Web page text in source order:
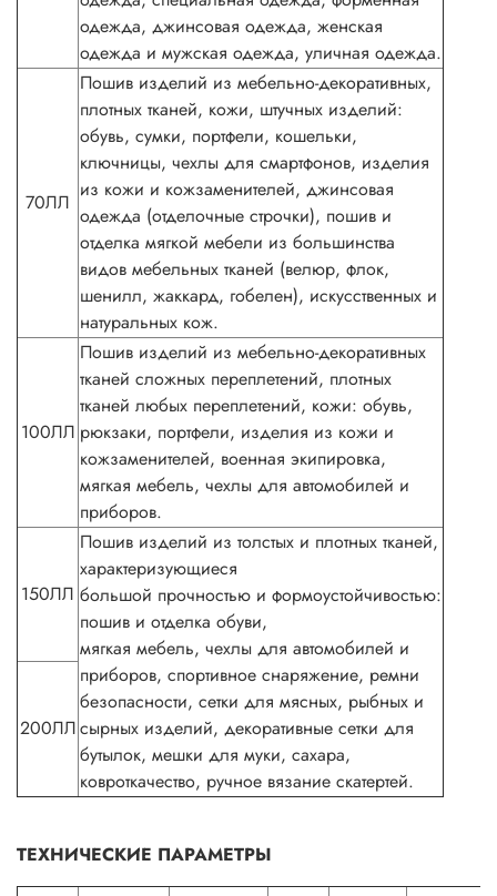
одежда, джинсовая одежда, женская
одежда и мужская одежда, уличная одежда.
70ЛЛ
Пошив изделий из мебельно-декоративных,
плотных тканей, кожи, штучных изделий:
обувь, сумки, портфели, кошельки,
ключницы, чехлы для смартфонов, изделия
из кожи и кожзаменителей, джинсовая
одежда (отделочные строчки), пошив и
отделка мягкой мебели из большинства
видов мебельных тканей (велюр, флок,
шенилл, жаккард, гобелен), искусственных и
натуральных кож.
100ЛЛ
Пошив изделий из мебельно-декоративных
тканей сложных переплетений, плотных
тканей любых переплетений, кожи: обувь,
рюкзаки, портфели, изделия из кожи и
кожзаменителей, военная экипировка,
мягкая мебель, чехлы для автомобилей и
приборов.
150ЛЛ
Пошив изделий из толстых и плотных тканей,
характеризующиеся
большой прочностью и формоустойчивостью:
пошив и отделка обуви,
мягкая мебель, чехлы для автомобилей и
приборов, спортивное снаряжение, ремни
безопасности, сетки для мясных, рыбных и
сырных изделий, декоративные сетки для
бутылок, мешки для муки, сахара,
ковроткачество, ручное вязание скатертей.
200ЛЛ
ТЕХНИЧЕСКИЕ ПАРАМЕТРЫ